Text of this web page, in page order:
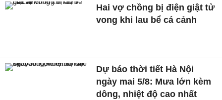
Hai vợ chồng bị điện giật tử
vong khi lau bể cá cảnh
Dự báo thời tiết Hà Nội
ngày mai 5/8: Mưa lớn kèm
dông, nhiệt độ cao nhất